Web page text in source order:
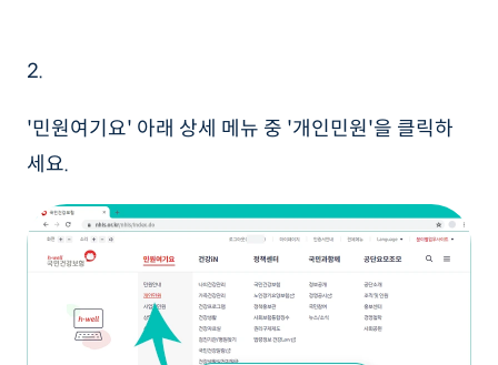
2.
'민원여기요' 아래 상세 메뉴 중 '개인민원'을 클릭하
세요.